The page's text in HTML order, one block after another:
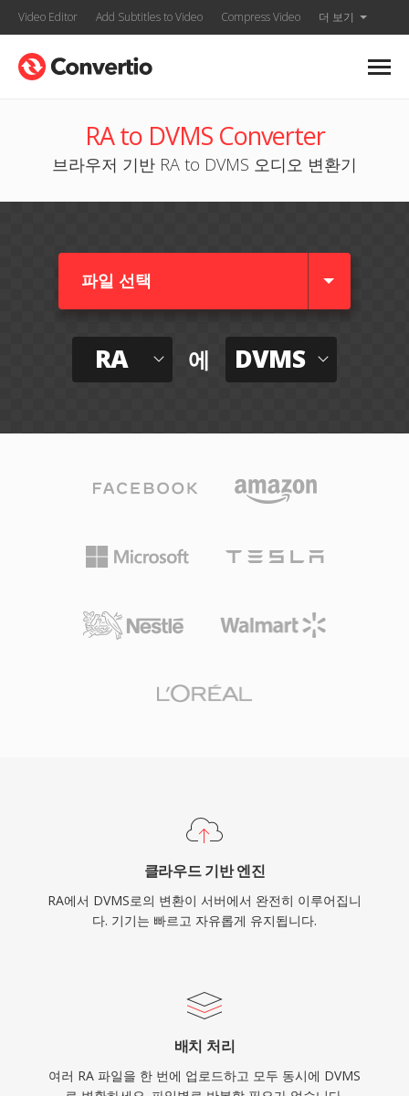
Video Editor Add Subtitles to Video Compress Video 더 보기
RA to DVMS Converter
브라우저 기반 RA to DVMS 오디오 변환기
파일 선택
RA 에 DVMS
클라우드 기반 엔진
RA에서 DVMS로의 변환이 서버에서 완전히 이루어집니
다. 기기는 빠르고 자유롭게 유지됩니다.
배치 처리
여러 RA 파일을 한 번에 업로드하고 모두 동시에 DVMS